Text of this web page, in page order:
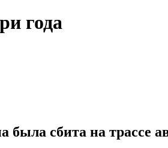
года
была сбита на трассе